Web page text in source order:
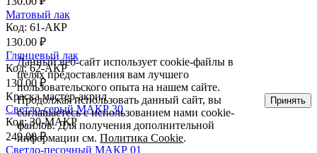
Матовый лак
Код: 61-АКР
130.00 ₽
Глянцевый лак
Код: 62-АКР
130.00 ₽
Краска мастер-акрил
Светло-серый МАКР 30
Код: 30-МАКР
249.00 ₽
Светло-песочный МАКР 01
Данный веб-сайт использует cookie-файлы в
целях предоставления вам лучшего
пользовательского опыта на нашем сайте.
Продолжая использовать данный сайт, вы
соглашаетесь с использованием нами cookie-
файлов. Для получения дополнительной
информации см.Политика Cookie.
Принять